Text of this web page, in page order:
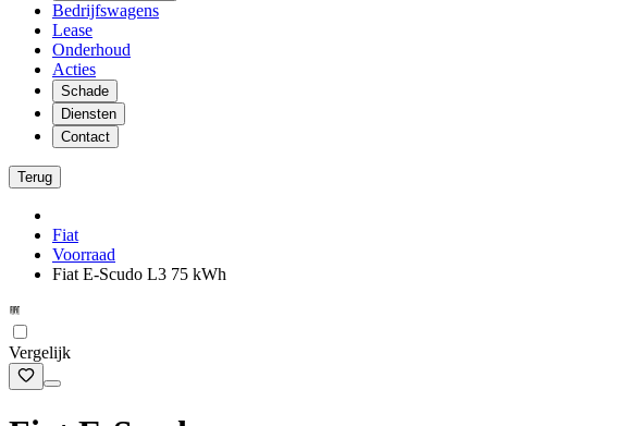
Bedrijfswagens
Lease
Onderhoud
Acties
Schade
Diensten
Contact
Terug
Fiat
Voorraad
Fiat E-Scudo L3 75 kWh
Vergelijk